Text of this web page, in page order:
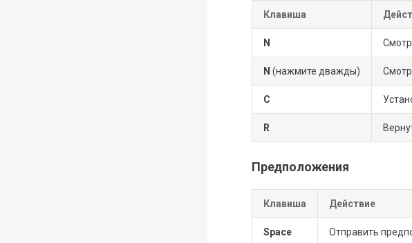
Клавиша
N
N (нажмите дважды)
C
R
Предположения
Клавиша Действие
Space Отправить